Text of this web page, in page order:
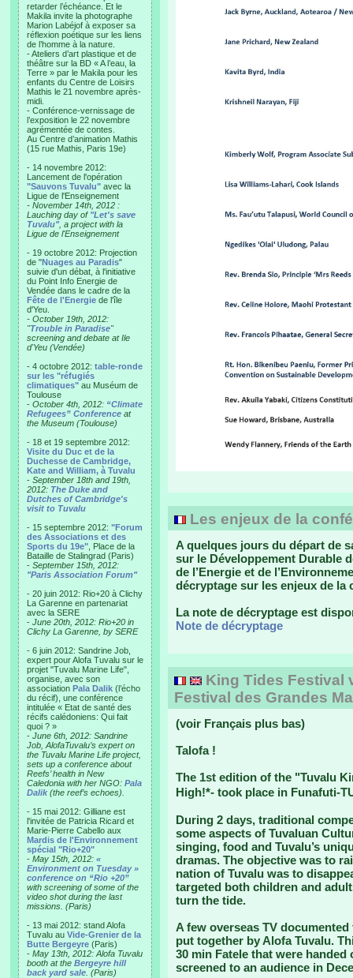
retarder l’échéance. Et le
Makila invite la photographe
Marion Labéjof à exposer sa
réflexion poétique sur les liens
de l’homme à la nature.
- Ateliers d’art plastique et de
théâtre sur la BD « A l’eau, la
Terre » par le Makila pour les
enfants du Centre de Loisirs
Mathis le 21 novembre après-
midi.
- Conférence-vernissage de
l’exposition le 22 novembre
agrémentée de contes.
Au Centre d’animation Mathis
(15 rue Mathis, Paris 19e)
- 14 novembre 2012:
Lancement de l'opération
"Sauvons Tuvalu" avec la
Ligue de l'Enseignement
- November 14th, 2012 :
Lauching day of "Let's save
Tuvalu", a project with la
Ligue de l'Enseignement
- 19 octobre 2012: Projection
de "Nuages au Paradis"
suivie d'un débat, à l'initiative
du Point Info Energie de
Vendée dans le cadre de la
Fête de l'Energie de l'île
d'Yeu.
- October 19th, 2012:
"Trouble in Paradise"
screening and debate at Ile
d'Yeu (Vendée)
- 4 octobre 2012: table-ronde
sur les "réfugiés
climatiques" au Muséum de
Toulouse
- October 4th, 2012: “Climate
Refugees” Conference at
the Museum (Toulouse)
- 18 et 19 septembre 2012:
Visite du Duc et de la
Duchesse de Cambridge,
Kate and William, à Tuvalu
- September 18th and 19th,
2012: The Duke and
Dutches of Cambridge's
visit to Tuvalu
- 15 septembre 2012: "Forum
des Associations et des
Sports du 19e" , Place de la
Bataille de Stalingrad (Paris)
- September 15th, 2012:
"Paris Association Forum"
- 20 juin 2012: Rio+20 à Clichy
La Garenne en partenariat
avec la SERE
- June 20th, 2012: Rio+20 in
Clichy La Garenne, by SERE
- 6 juin 2012: Sandrine Job,
expert pour Alofa Tuvalu sur le
projet "Tuvalu Marine Life",
organise, avec son
association Pala Dalik (l’écho
du récif), une conférence
intitulée « Etat de santé des
récifs calédoniens: Qui fait
quoi ? »
- June 6th, 2012: Sandrine
Job, AlofaTuvalu’s expert on
the Tuvalu Marine Life project,
sets up a conference about
Reefs’ health in New
Caledonia with her NGO: Pala
Dalik (the reef’s echoes).
- 15 mai 2012: Gilliane est
l'invitée de Patricia Ricard et
Marie-Pierre Cabello aux
Mardis de l'Environnement
spécial "Rio+20"
- May 15th, 2012: «
Environment on Tuesday »
conference on “Rio +20”
with screening of some of the
video shot during the last
missions. (Paris)
- 13 mai 2012: stand Alofa
Tuvalu au Vide-Grenier de la
Butte Bergeyre (Paris)
- May 13th, 2012: Alofa Tuvalu
booth at the Bergeyre hill
back yard sale . (Paris)
Les enjeux de la
A quelques jours du départ de
sur le Développement Durable
de l’Energie et de
décryptage sur les enjeux de la
La note de décryptage est
Note de décryptage
King Tides Festival
Festival des Grandes
(voir Français plus bas)
Talofa !
The 1st edition of the "Tuvalu
High!*- took place in Funafuti-
During 2 days, traditional
some aspects of Tuvaluan
singing, food and Tuvalu’s
dramas. The objective was to
nation of Tuvalu was to
targeted both children and
turn the tide.
A few overseas TV
put together by Alofa Tuvalu.
30 min Fatele that were
screened to an audience in